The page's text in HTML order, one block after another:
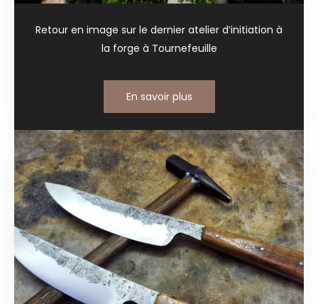
Retour en image sur le dernier atelier d’initiation à
la forge à Tournefeuille
En savoir plus